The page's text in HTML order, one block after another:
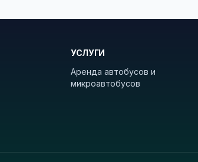
УСЛУГИ
Аренда автобусов и
микроавтобусов